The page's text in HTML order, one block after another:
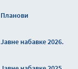
Планови
Јавне набавке 2026.